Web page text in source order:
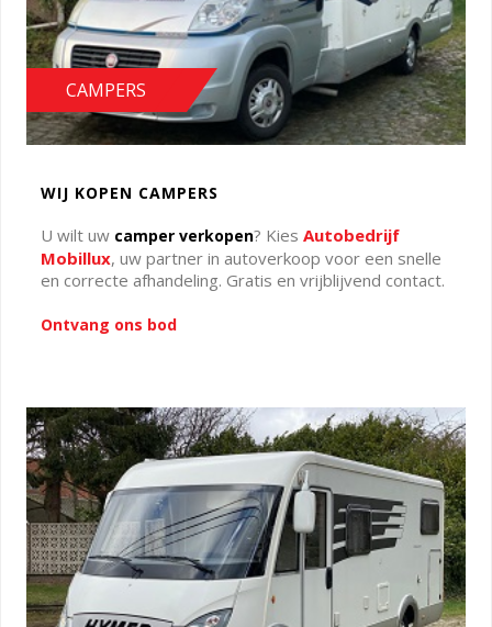
CAMPERS
WIJ KOPEN CAMPERS
U wilt uw camper verkopen? Kies Autobedrijf
Mobillux, uw partner in autoverkoop voor een snelle
en correcte afhandeling. Gratis en vrijblijvend contact.
Ontvang ons bod